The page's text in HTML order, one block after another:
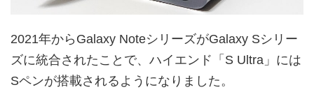
2021年からGalaxy NoteシリーズがGalaxy Sシリー
ズに統合されたことで、ハイエンド「S Ultra」には
Sペンが搭載されるようになりました。